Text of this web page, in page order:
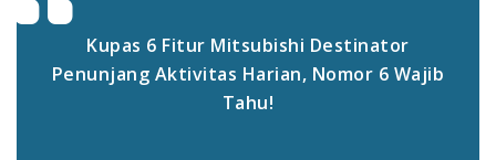
Kupas 6 Fitur Mitsubishi Destinator
Penunjang Aktivitas Harian, Nomor 6 Wajib
Tahu!